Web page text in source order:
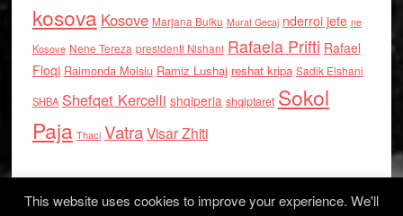
kosova Kosove Marjana Bulku Murat Gecaj nderroi jete ne
Kosove Nene Tereza presidenti Nishani Rafaela Prifti Rafael
Floqi Raimonda Moisiu Ramiz Lushaj reshat kripa Sadik Elshani
SHBA Shefqet Kercelli shqiperia shqiptaret Sokol
Paja Thaci VatraVisar Zhiti
This website uses cookies to improve your experience. We'll